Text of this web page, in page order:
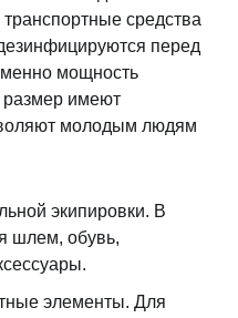
средства
перед
мощность
размер имеют
молодым людям
экипировки. В
шлем, обувь,
элементы. Для